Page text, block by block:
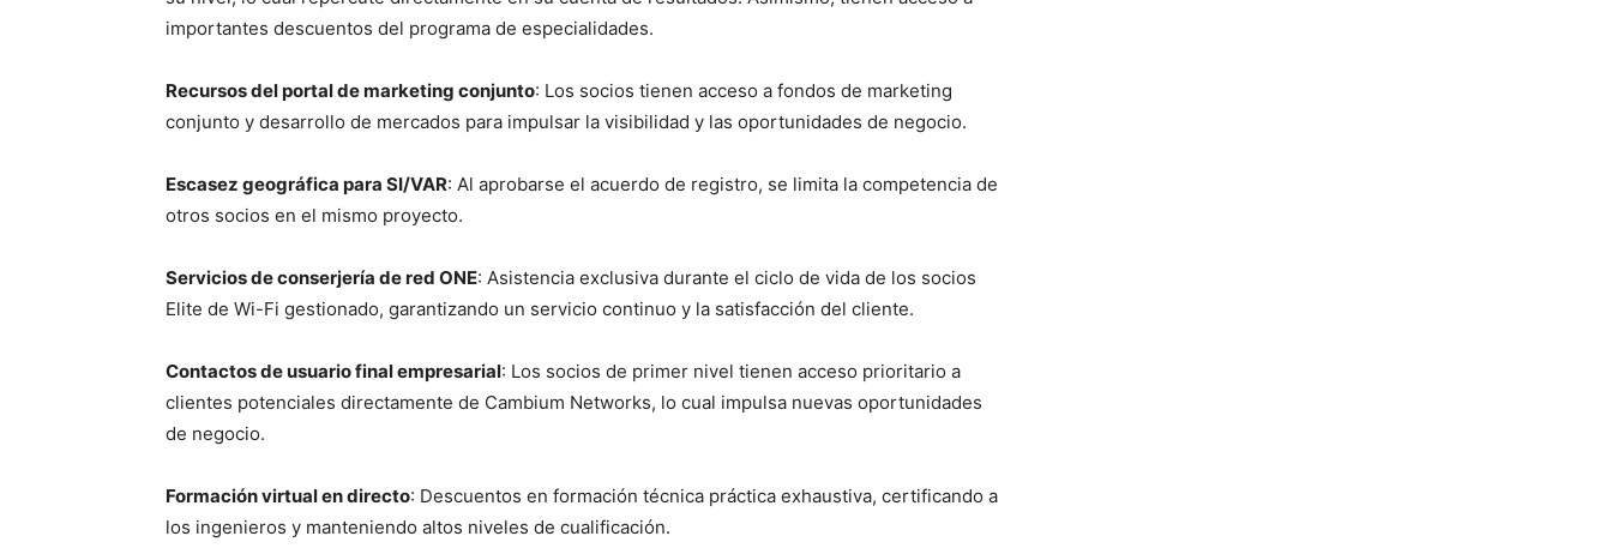
importantes descuentos del programa de especialidades.
Recursos del portal de marketing conjunto: Los socios tienen acceso a fondos de marketing
conjunto y desarrollo de mercados para impulsar la visibilidad y las oportunidades de negocio.
Escasez geográfica para SI/VAR: Al aprobarse el acuerdo de registro, se limita la competencia de
otros socios en el mismo proyecto.
Servicios de conserjería de red ONE: Asistencia exclusiva durante el ciclo de vida de los socios
Elite de Wi-Fi gestionado, garantizando un servicio continuo y la satisfacción del cliente.
Contactos de usuario final empresarial: Los socios de primer nivel tienen acceso prioritario a
clientes potenciales directamente de Cambium Networks, lo cual impulsa nuevas oportunidades
de negocio.
Formación virtual en directo: Descuentos en formación técnica práctica exhaustiva, certificando a
los ingenieros y manteniendo altos niveles de cualificación.